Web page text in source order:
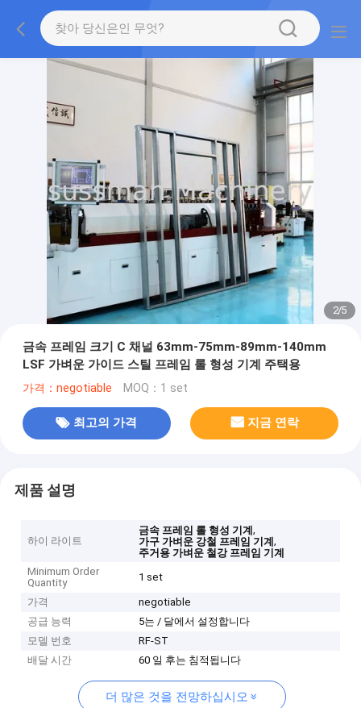
2/5
금속 프레임 크기 C 채널 63mm-75mm-89mm-140mm
LSF 가벼운 가이드 스틸 프레임 롤 형성 기계 주택용
가격：negotiable MOQ：1 set
최고의 가격 지금 연락
제품 설명
하이 라이트
금속 프레임 롤 형성 기계,
가구 가벼운 강철 프레임 기계,
주거용 가벼운 철강 프레임 기계
Minimum Order
Quantity
1 set
가격
negotiable
공급 능력
5는 / 달에서 설정합니다
모델 번호
RF-ST
배달 시간
60 일 후는 침적됩니다
더 많은 것을 전망하십시오